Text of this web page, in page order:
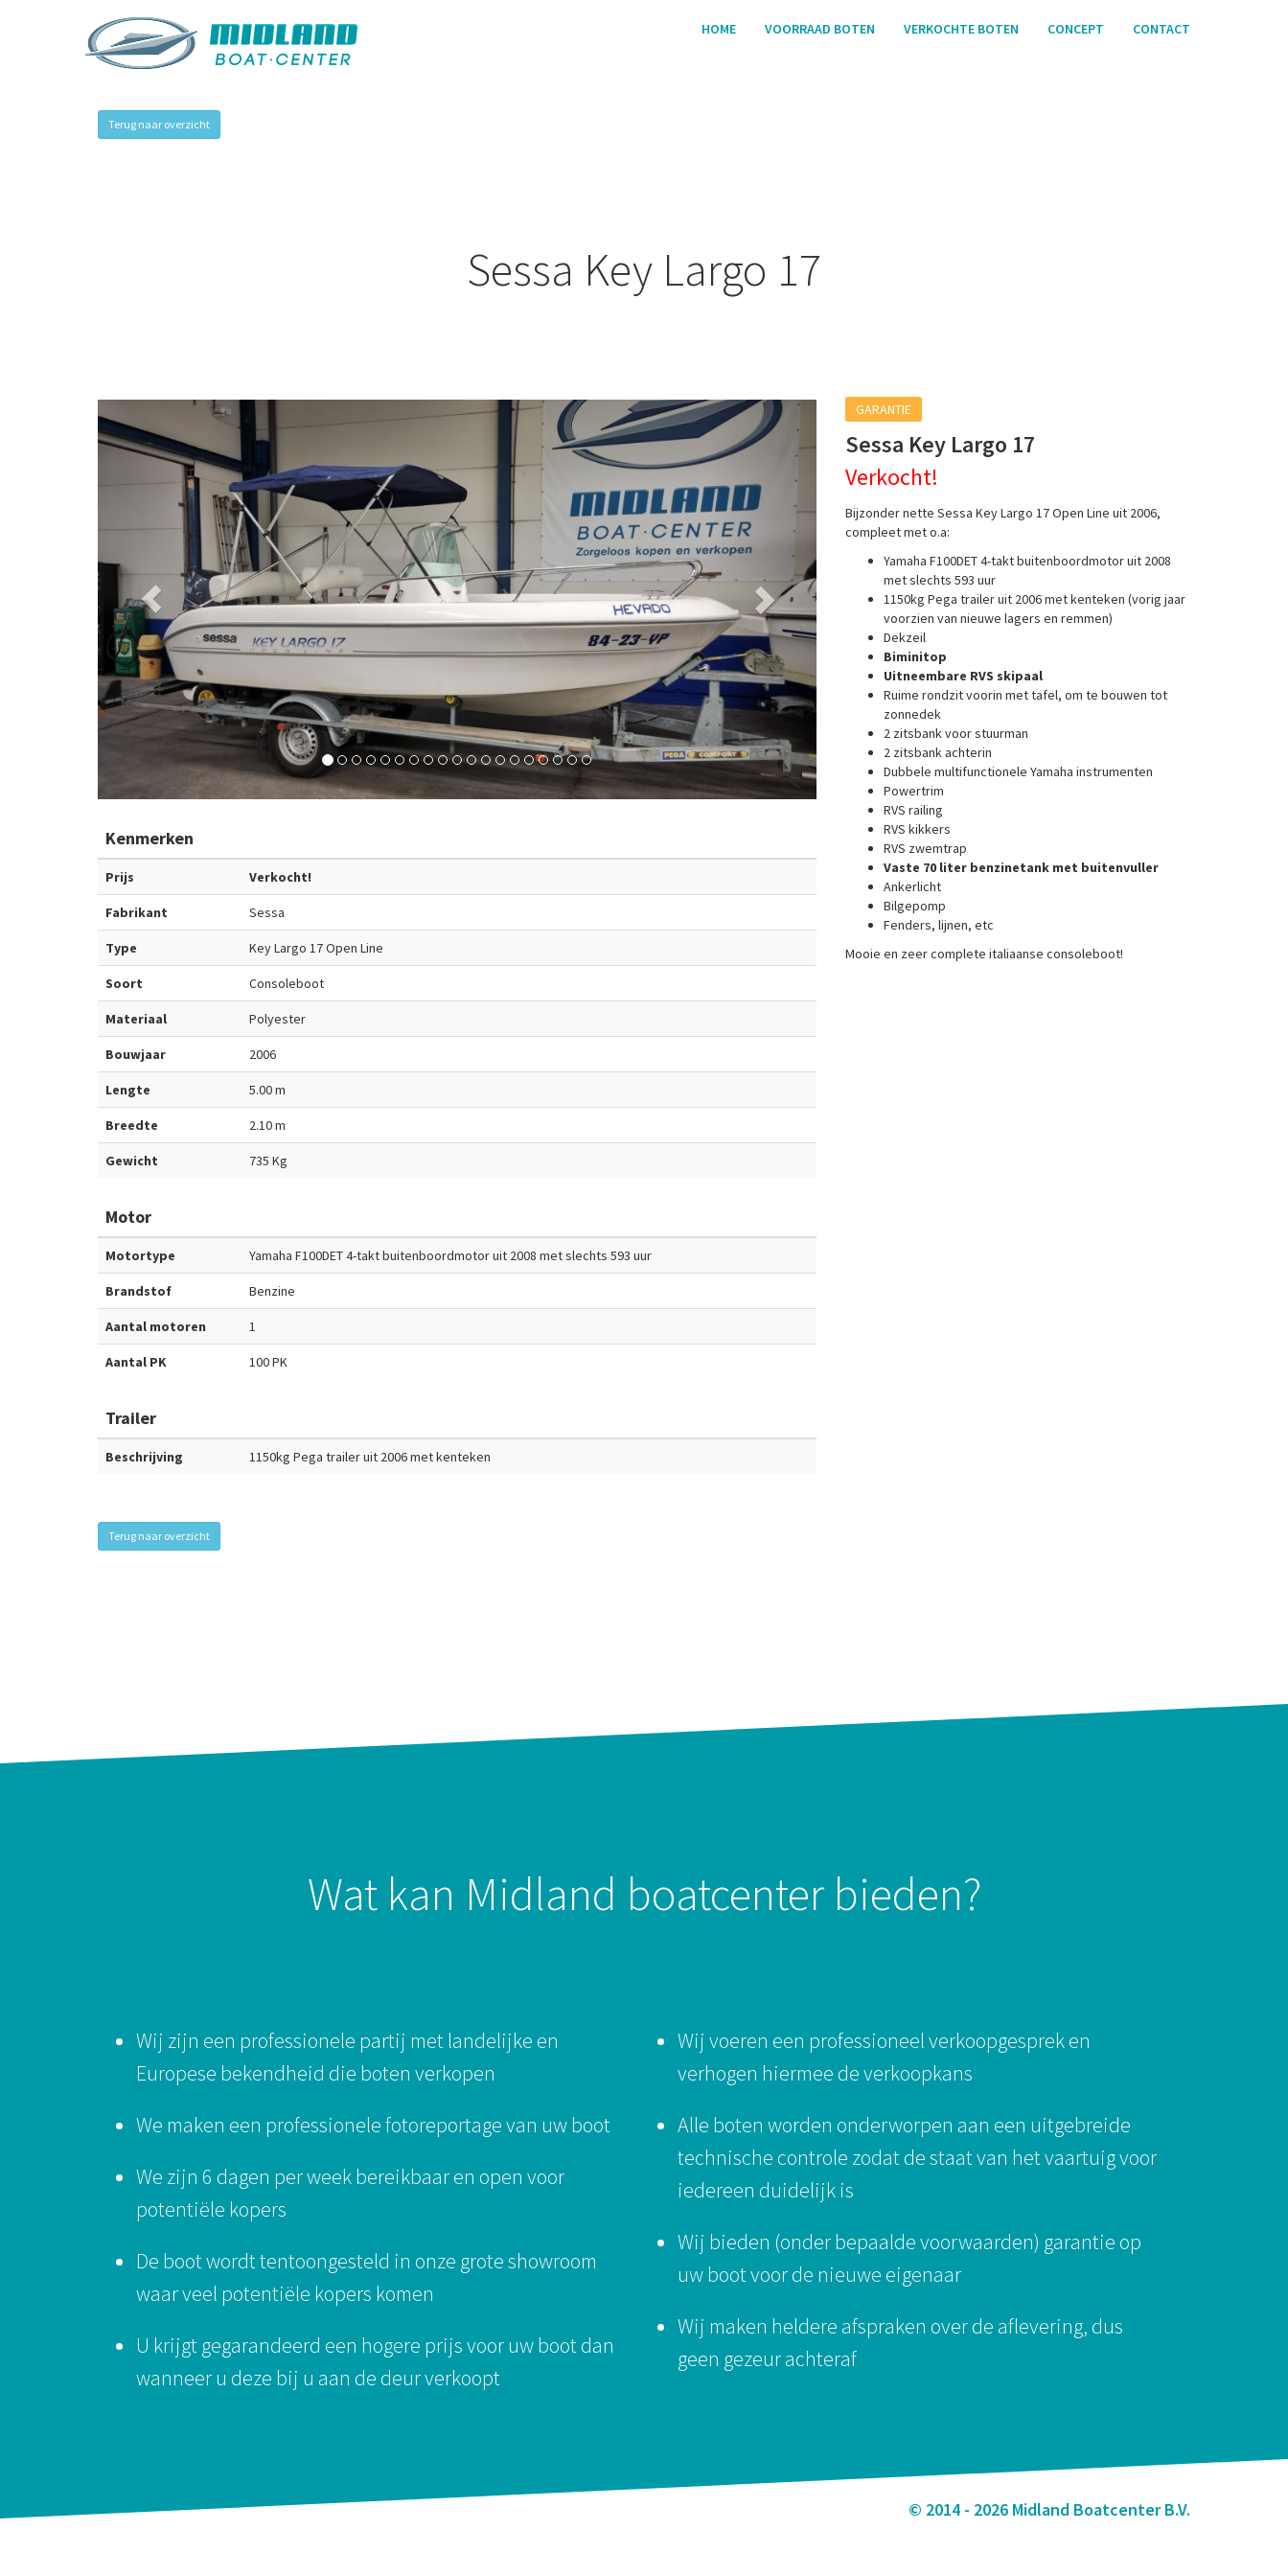
HOME VOORRAAD BOTEN VERKOCHTE BOTEN CONCEPT CONTACT
Terug naar overzicht
Sessa Key Largo 17
Previous Next
Kenmerken
Prijs Verkocht!
Fabrikant Sessa
Type Key Largo 17 Open Line
Soort Consoleboot
Materiaal Polyester
Bouwjaar 2006
Lengte 5.00 m
Breedte 2.10 m
Gewicht 735 Kg
Motor
Motortype Yamaha F100DET 4-takt buitenboordmotor uit 2008 met slechts 593 uur
Brandstof Benzine
Aantal motoren 1
Aantal PK 100 PK
Trailer
Beschrijving 1150kg Pega trailer uit 2006 met kenteken
Terug naar overzicht
GARANTIE
Sessa Key Largo 17
Verkocht!
Bijzonder nette Sessa Key Largo 17 Open Line uit 2006,
compleet met o.a:
Yamaha F100DET 4-takt buitenboordmotor uit 2008
met slechts 593 uur
1150kg Pega trailer uit 2006 met kenteken (vorig jaar
voorzien van nieuwe lagers en remmen)
Dekzeil
Biminitop
Uitneembare RVS skipaal
Ruime rondzit voorin met tafel, om te bouwen tot
zonnedek
2 zitsbank voor stuurman
2 zitsbank achterin
Dubbele multifunctionele Yamaha instrumenten
Powertrim
RVS railing
RVS kikkers
RVS zwemtrap
Vaste 70 liter benzinetank met buitenvuller
Ankerlicht
Bilgepomp
Fenders, lijnen, etc
Mooie en zeer complete italiaanse consoleboot!
Wat kan Midland boatcenter bieden?
Wij zijn een professionele partij met landelijke en
Europese bekendheid die boten verkopen
We maken een professionele fotoreportage van uw boot
We zijn 6 dagen per week bereikbaar en open voor
potentiële kopers
De boot wordt tentoongesteld in onze grote showroom
waar veel potentiële kopers komen
U krijgt gegarandeerd een hogere prijs voor uw boot dan
wanneer u deze bij u aan de deur verkoopt
Wij voeren een professioneel verkoopgesprek en
verhogen hiermee de verkoopkans
Alle boten worden onderworpen aan een uitgebreide
technische controle zodat de staat van het vaartuig voor
iedereen duidelijk is
Wij bieden (onder bepaalde voorwaarden) garantie op
uw boot voor de nieuwe eigenaar
Wij maken heldere afspraken over de aflevering, dus
geen gezeur achteraf
© 2014 - 2026 Midland Boatcenter B.V.